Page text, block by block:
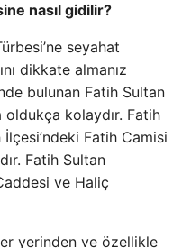
nasıl gidilir?
seyahat
dikkate almanız
bulunan Fatih Sultan
oldukça kolaydır. Fatih
Fatih Camisi
Fatih Sultan
ve Haliç
yerinden ve özellikle